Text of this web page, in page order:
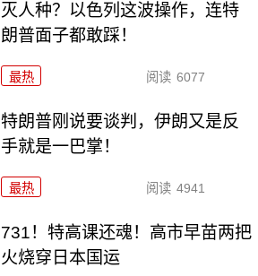
灭人种？以色列这波操作，连特
朗普面子都敢踩！
最热 阅读 6077
特朗普刚说要谈判，伊朗又是反
手就是一巴掌！
最热 阅读 4941
731！特高课还魂！高市早苗两把
火烧穿日本国运